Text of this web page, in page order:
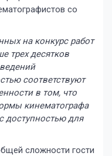
со
на конкурс работ
трехдесятков
соответствуют
ив том, что
кинематографа
доступностью для
сложности гости